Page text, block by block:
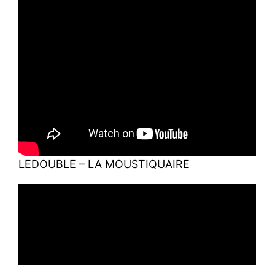
LEDOUBLE – LA MOUSTIQUAIRE